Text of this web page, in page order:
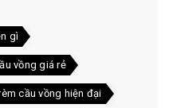
gì
vồng giá rẻ
cầu vồng hiện đại